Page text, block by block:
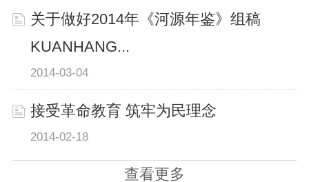
关于做好2014年《河源年鉴》组稿
KUANHANG...
2014-03-04
接受革命教育 筑牢为民理念
2014-02-18
查看更多